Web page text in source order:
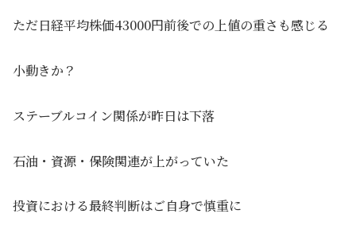
ただ日経平均株価43000円前後での上値の重さも感じる
小動きか？
ステーブルコイン関係が昨日は下落
石油・資源・保険関連が上がっていた
投資における最終判断はご自身で慎重に